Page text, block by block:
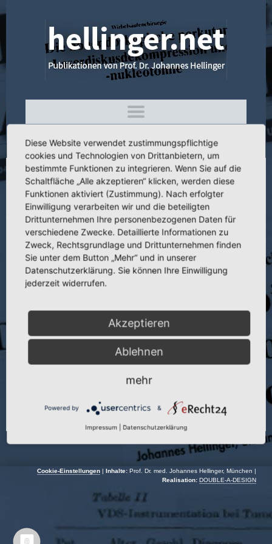
3.094 Eigene Bemerkungen zum
„Rheumabegriff“
Titel:Eigene Bemerkungen zum „Rheumabegriff“
Publikation:Beitr. Orthop. u. Traumatol. 27 (1980)
J. Hellinger und C. Crasselt
Jahr:1980
Cookie-Einstellungen | Inhalte: Prof. Dr. med. Johannes Hellinger, München |
Realisation: DOUBLE-A-DESIGN
Diese Website verwendet zustimmungspflichtige
cookies und Technologien von Drittanbietern, um
bestimmte Funktionen zu integrieren. Wenn Sie auf die
Schaltfläche „Alle akzeptieren“ klicken, werden diese
Funktionen aktiviert (Zustimmung). Nach erfolgter
Einwilligung verarbeiten wir und die beteiligten
Drittunternehmen Ihre personenbezogenen Daten für
verschiedene Zwecke. Detaillierte Informationen zu
Zweck, Rechtsgrundlage und Drittunternehmen finden
Sie unter dem Button „Mehr“ und in unserer
Datenschutzerklärung. Sie können Ihre Einwilligung
jederzeit widerrufen.
Akzeptieren
Ablehnen
mehr
Powered by &
Impressum Datenschutzerklärung